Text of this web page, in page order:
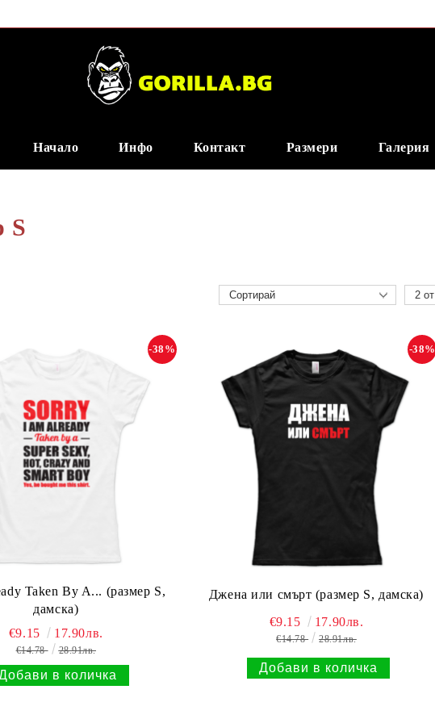
Начало Инфо Контакт Размери Галерия
S
Taken By A... (размер S,
дамска)
-38%
€9.15 17.90лв.
€14.78 28.91лв.
Джена или смърт (размер S, дамска)
-38%
€9.15 17.90лв.
€14.78 28.91лв.